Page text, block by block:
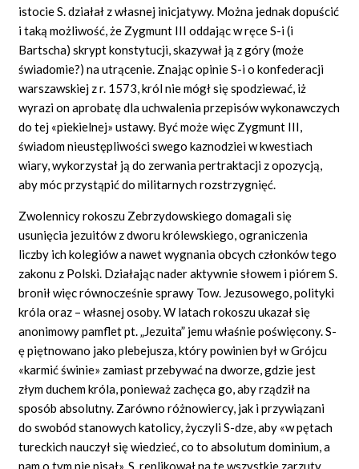
istocie S. działał z własnej inicjatywy. Można jednak dopuścić
i taką możliwość, że Zygmunt III oddając w ręce S-i (i
Bartscha) skrypt konstytucji, skazywał ją z góry (może
świadomie?) na utrącenie. Znając opinie S-i o konfederacji
warszawskiej z r. 1573, król nie mógł się spodziewać, iż
wyrazi on aprobatę dla uchwalenia przepisów wykonawczych
do tej «piekielnej» ustawy. Być może więc Zygmunt III,
świadom nieustępliwości swego kaznodziei w kwestiach
wiary, wykorzystał ją do zerwania pertraktacji z opozycją,
aby móc przystąpić do militarnych rozstrzygnięć.
Zwolennicy rokoszu Zebrzydowskiego domagali się
usunięcia jezuitów z dworu królewskiego, ograniczenia
liczby ich kolegiów a nawet wygnania obcych członków tego
zakonu z Polski. Działając nader aktywnie słowem i piórem S.
bronił więc równocześnie sprawy Tow. Jezusowego, polityki
króla oraz – własnej osoby. W latach rokoszu ukazał się
anonimowy pamflet pt. „Jezuita” jemu właśnie poświęcony. S-
ę piętnowano jako plebejusza, który powinien był w Grójcu
«karmić świnie» zamiast przebywać na dworze, gdzie jest
złym duchem króla, ponieważ zachęca go, aby rządził na
sposób absolutny. Zarówno różnowiercy, jak i przywiązani
do swobód stanowych katolicy, życzyli S-dze, aby «w pętach
tureckich nauczył się wiedzieć, co to absolutum dominium, a
nam o tym nie pisał». S. replikował na te wszystkie zarzuty